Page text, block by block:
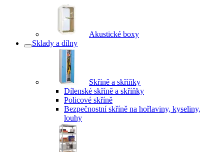
Akustické boxy
Sklady a dílny
Skříně a skříňky
Dílenské skříně a skříňky
Policové skříně
Bezpečnostní skříně na hořlaviny, kyseliny,
louhy